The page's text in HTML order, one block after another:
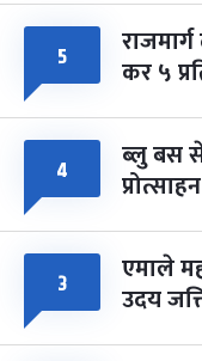
५ कर ५
४ ब्लु बस
३ एमाले
उदय